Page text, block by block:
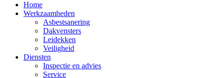
Home
Werkzaamheden
Asbestsanering
Dakvensters
Leidekken
Veiligheid
Diensten
Inspectie en advies
Service